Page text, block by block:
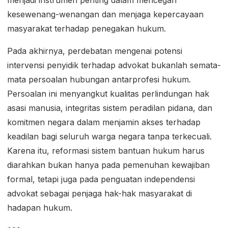
kesewenang-wenangan dan menjaga kepercayaan
masyarakat terhadap penegakan hukum.
Pada akhirnya, perdebatan mengenai potensi
intervensi penyidik terhadap advokat bukanlah semata-
mata persoalan hubungan antarprofesi hukum.
Persoalan ini menyangkut kualitas perlindungan hak
asasi manusia, integritas sistem peradilan pidana, dan
komitmen negara dalam menjamin akses terhadap
keadilan bagi seluruh warga negara tanpa terkecuali.
Karena itu, reformasi sistem bantuan hukum harus
diarahkan bukan hanya pada pemenuhan kewajiban
formal, tetapi juga pada penguatan independensi
advokat sebagai penjaga hak-hak masyarakat di
hadapan hukum.